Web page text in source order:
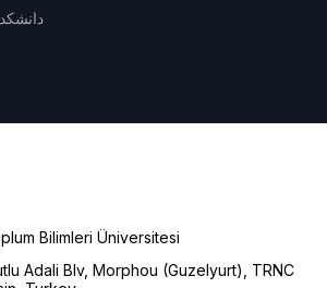
Bilimleri Üniversitesi
Adali Blv, Morphou (Guzelyurt), TRNC